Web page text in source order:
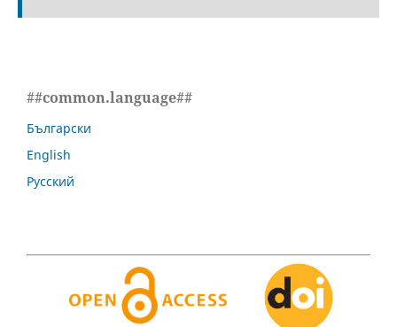
##common.language##
Български
English
Русский